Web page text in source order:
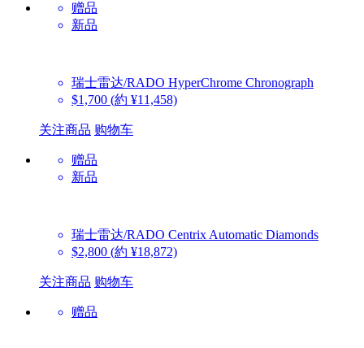
赠品
新品
瑞士雷达/RADO HyperChrome Chronograph
$1,700 (約 ¥11,458)
关注商品 购物车
赠品
新品
瑞士雷达/RADO Centrix Automatic Diamonds
$2,800 (約 ¥18,872)
关注商品 购物车
赠品